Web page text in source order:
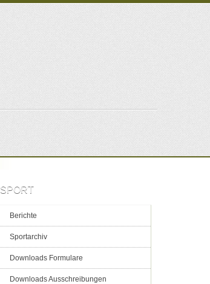
SPORT
Berichte
Sportarchiv
Downloads Formulare
Downloads Ausschreibungen